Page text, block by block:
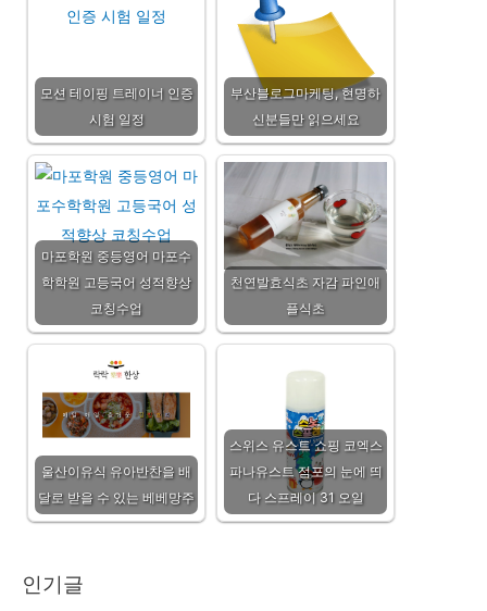
모션 테이핑 트레이너 인증
시험 일정
부산블로그마케팅, 현명하
신분들만 읽으세요
마포학원 중등영어 마포수
학학원 고등국어 성적향상
코칭수업
천연발효식초 자감 파인애
플식초
울산이유식 유아반찬을 배
달로 받을 수 있는 베베망주
스위스 유스트 쇼핑 코엑스
파나유스트 점포의 눈에 띄
다 스프레이 31 오일
인기글